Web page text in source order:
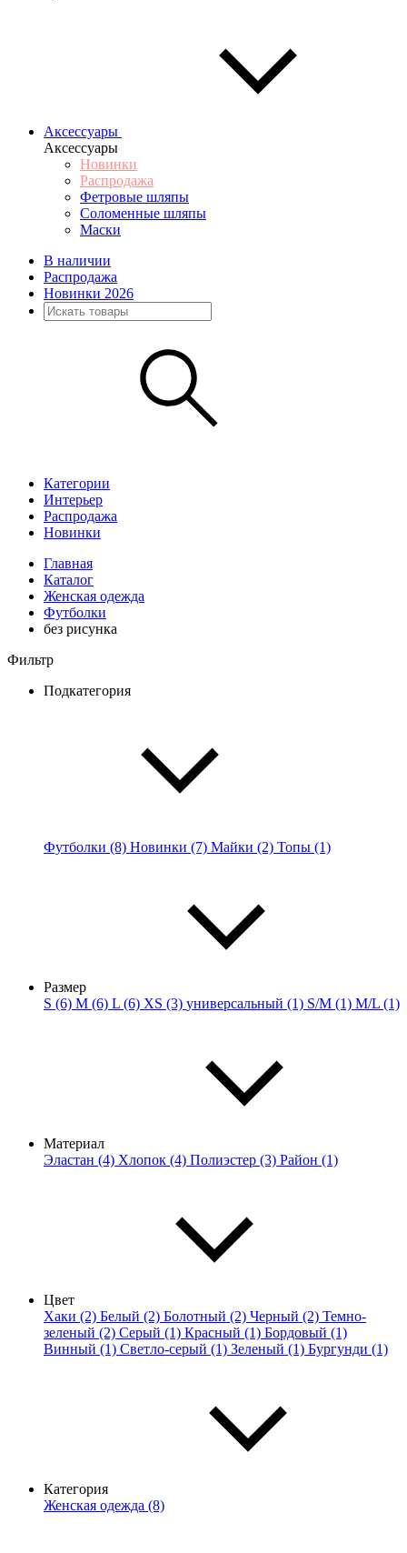
Аксессуары
Аксессуары
Новинки
Распродажа
Фетровые шляпы
Соломенные шляпы
Маски
В наличии
Распродажа
Новинки 2026
Категории
Интерьер
Распродажа
Новинки
Главная
Каталог
Женская одежда
Футболки
без рисунка
Фильтр
Подкатегория
Футболки (8) Новинки (7) Майки (2) Топы (1)
Размер
S (6) M (6) L (6) XS (3) универсальный (1) S/M (1) M/L (1)
Материал
Эластан (4) Хлопок (4) Полиэстер (3) Район (1)
Цвет
Хаки (2) Белый (2) Болотный (2) Черный (2) Темно-
зеленый (2) Серый (1) Красный (1) Бордовый (1)
Винный (1) Светло-серый (1) Зеленый (1) Бургунди (1)
Категория
Женская одежда (8)